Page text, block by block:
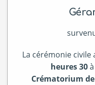
La cérémonie civile
heures 30
Crématorium